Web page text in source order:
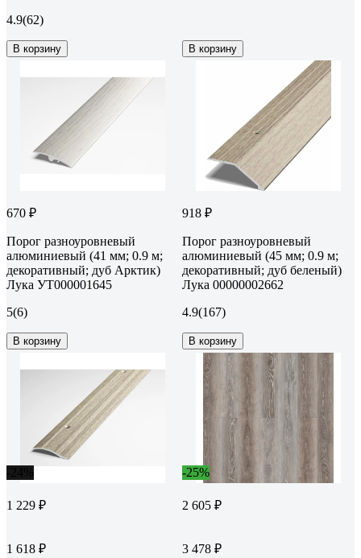
4.9(62)
В корзину В корзину
670 ₽
Порог разноуровневый
алюминиевый (41 мм; 0.9 м;
декоративный; дуб Арктик)
Лука УТ000001645
5(6)
В корзину
918 ₽
Порог разноуровневый
алюминиевый (45 мм; 0.9 м;
декоративный; дуб беленый)
Лука 00000002662
4.9(167)
В корзину
1 229 ₽
1 618 ₽
-25%
2 605 ₽
3 478 ₽